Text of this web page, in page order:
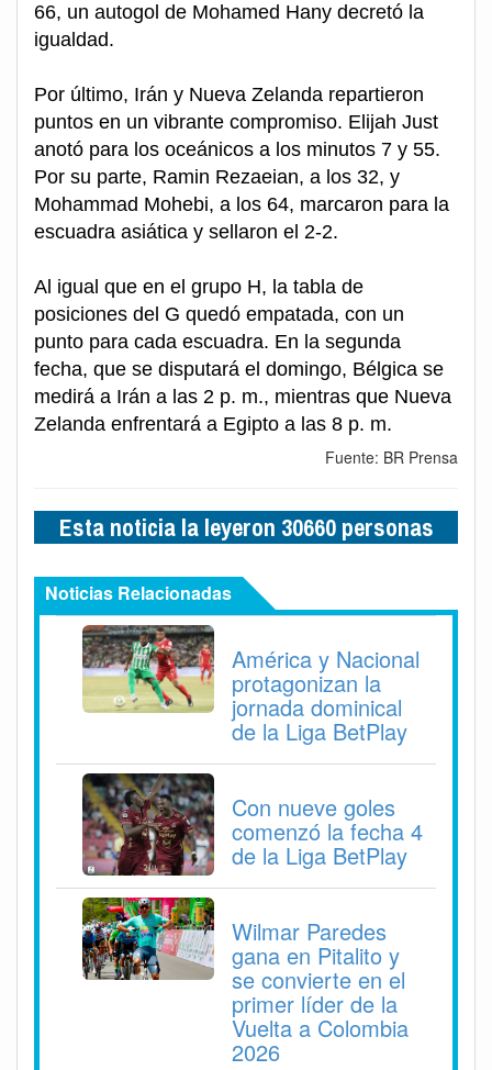
66, un autogol de Mohamed Hany decretó la
igualdad.
Por último, Irán y Nueva Zelanda repartieron
puntos en un vibrante compromiso. Elijah Just
anotó para los oceánicos a los minutos 7 y 55.
Por su parte, Ramin Rezaeian, a los 32, y
Mohammad Mohebi, a los 64, marcaron para la
escuadra asiática y sellaron el 2-2.
Al igual que en el grupo H, la tabla de
posiciones del G quedó empatada, con un
punto para cada escuadra. En la segunda
fecha, que se disputará el domingo, Bélgica se
medirá a Irán a las 2 p. m., mientras que Nueva
Zelanda enfrentará a Egipto a las 8 p. m.
Fuente: BR Prensa
Esta noticia la leyeron 30660 personas
Noticias Relacionadas
América y Nacional
protagonizan la
jornada dominical
de la Liga BetPlay
Con nueve goles
comenzó la fecha 4
de la Liga BetPlay
Wilmar Paredes
gana en Pitalito y
se convierte en el
primer líder de la
Vuelta a Colombia
2026